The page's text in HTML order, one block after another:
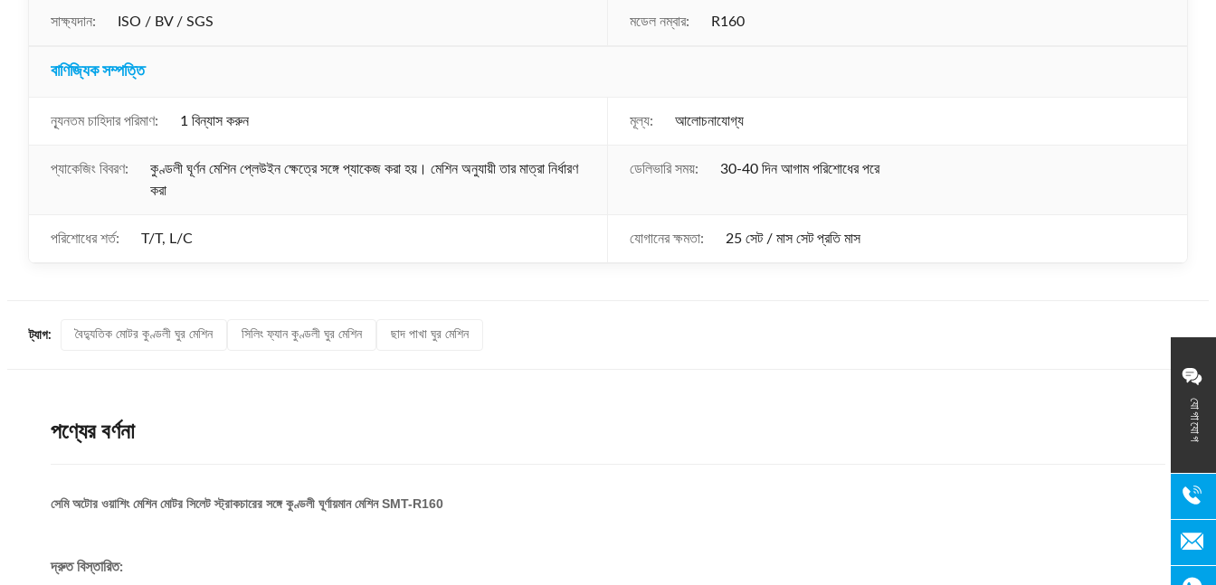
যোগাযোগ
সাক্ষ্যদান: ISO / BV / SGS মডেল নম্বার: R160
বাণিজ্যিক সম্পত্তি
ন্যূনতম চাহিদার পরিমাণ: 1 বিন্যাস করুন মূল্য: আলোচনাযোগ্য
প্যাকেজিং বিবরণ:
কুণ্ডলী ঘূর্ণন মেশিন প্লেউইন ক্ষেত্রে সঙ্গে প্যাকেজ করা হয়। মেশিন অনুযায়ী তার মাত্রা নির্ধারণ
করা
ডেলিভারি সময়: 30-40 দিন আগাম পরিশোধের পরে
পরিশোধের শর্ত: T/T, L/C যোগানের ক্ষমতা: 25 সেট / মাস সেট প্রতি মাস
ট্যাগ: বৈদ্যুতিক মোটর কুণ্ডলী ঘুর মেশিন সিলিং ফ্যান কুণ্ডলী ঘুর মেশিন ছাদ পাখা ঘুর মেশিন
পণ্যের বর্ণনা
সেমি অটোর ওয়াশিং মেশিন মোটর সিলেট স্ট্রাকচারের সঙ্গে কুণ্ডলী ঘূর্ণায়মান মেশিন SMT-R160
দ্রুত বিস্তারিত: